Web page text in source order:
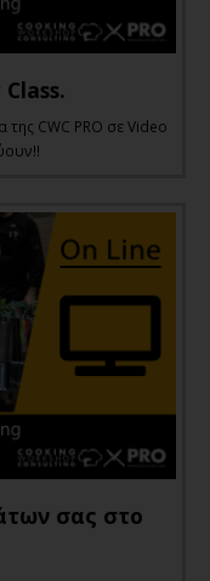
CWC PRO σε Video
σας στο